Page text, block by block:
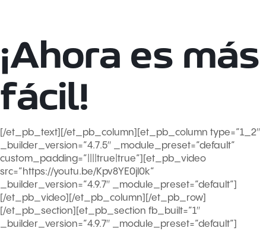
¡Ahora es más
fácil!
[/et_pb_text][/et_pb_column][et_pb_column type=”1_2″
_builder_version=”4.7.5″ _module_preset=”default”
custom_padding=”||||true|true”][et_pb_video
src=”https://youtu.be/Kpv8YE0jl0k”
_builder_version=”4.9.7″ _module_preset=”default”]
[/et_pb_video][/et_pb_column][/et_pb_row]
[/et_pb_section][et_pb_section fb_built=”1″
_builder_version=”4.9.7″ _module_preset=”default”]